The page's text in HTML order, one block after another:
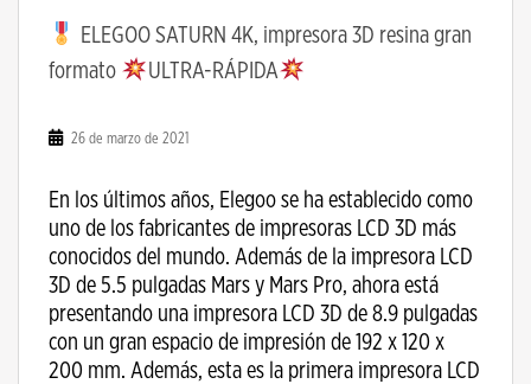
ELEGOO SATURN 4K, impresora 3D resina gran
formato
ULTRA-RÁPIDA
26 de marzo de 2021
En los últimos años, Elegoo se ha establecido como
uno de los fabricantes de impresoras LCD 3D más
conocidos del mundo. Además de la impresora LCD
3D de 5.5 pulgadas Mars y Mars Pro, ahora está
presentando una impresora LCD 3D de 8.9 pulgadas
con un gran espacio de impresión de 192 x 120 x
200 mm. Además, esta es la primera impresora LCD